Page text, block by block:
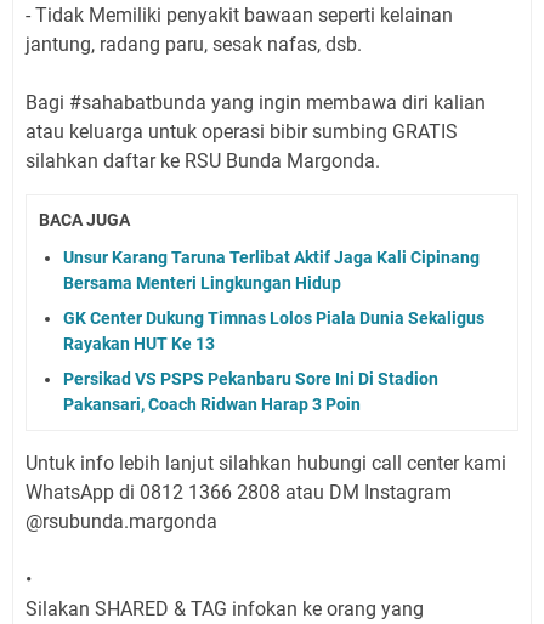
- Tidak Memiliki penyakit bawaan seperti kelainan
jantung, radang paru, sesak nafas, dsb.
Bagi #sahabatbunda yang ingin membawa diri kalian
atau keluarga untuk operasi bibir sumbing GRATIS
silahkan daftar ke RSU Bunda Margonda.
BACA JUGA
Unsur Karang Taruna Terlibat Aktif Jaga Kali Cipinang
Bersama Menteri Lingkungan Hidup
GK Center Dukung Timnas Lolos Piala Dunia Sekaligus
Rayakan HUT Ke 13
Persikad VS PSPS Pekanbaru Sore Ini Di Stadion
Pakansari, Coach Ridwan Harap 3 Poin
Untuk info lebih lanjut silahkan hubungi call center kami
WhatsApp di 0812 1366 2808 atau DM Instagram
@rsubunda.margonda
•
Silakan SHARED & TAG infokan ke orang yang